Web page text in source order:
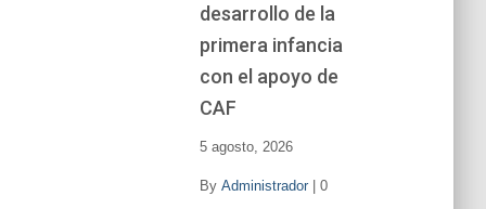
desarrollo de la
primera infancia
con el apoyo de
CAF
5 agosto, 2026
By Administrador| 0